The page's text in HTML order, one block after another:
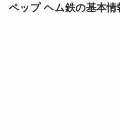
ペップ ヘム鉄の基本情